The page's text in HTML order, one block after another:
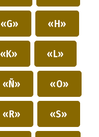
«G» «H»
«K» «L»
«Ñ» «O»
«R» «S»